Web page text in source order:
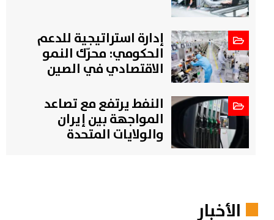
إدارة استراتيجية للدعم
الحكومي: محرّك النمو
الاقتصادي في الصين
النفط يرتفع مع تصاعد
المواجهة بين إيران
والولايات المتحدة
الأخبار